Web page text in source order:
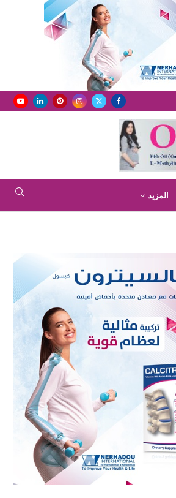
المزيد